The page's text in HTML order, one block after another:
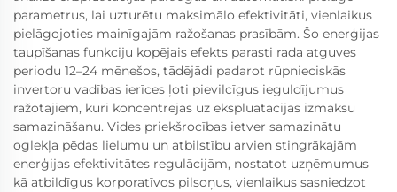
parametrus, lai uzturētu maksimālo efektivitāti, vienlaikus
pielāgojoties mainīgajām ražošanas prasībām. Šo enerģijas
taupīšanas funkciju kopējais efekts parasti rada atguves
periodu 12–24 mēnešos, tādējādi padarot rūpnieciskās
invertoru vadības ierīces ļoti pievilcīgus ieguldījumus
ražotājiem, kuri koncentrējas uz ekspluatācijas izmaksu
samazināšanu. Vides priekšrocības ietver samazinātu
oglekļa pēdas lielumu un atbilstību arvien stingrākajām
enerģijas efektivitātes regulācijām, nostatot uzņēmumus
kā atbildīgus korporatīvos pilsoņus, vienlaikus sasniedzot